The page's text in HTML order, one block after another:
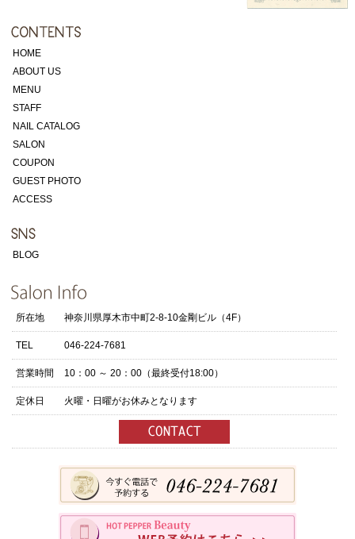
HOME
ABOUT US
MENU
STAFF
NAIL CATALOG
SALON
COUPON
GUEST PHOTO
ACCESS
BLOG
所在地 神奈川県厚木市中町2-8-10金剛ビル（4F）
TEL 046-224-7681
営業時間 10：00 ～ 20：00（最終受付18:00）
定休日 火曜・日曜がお休みとなります